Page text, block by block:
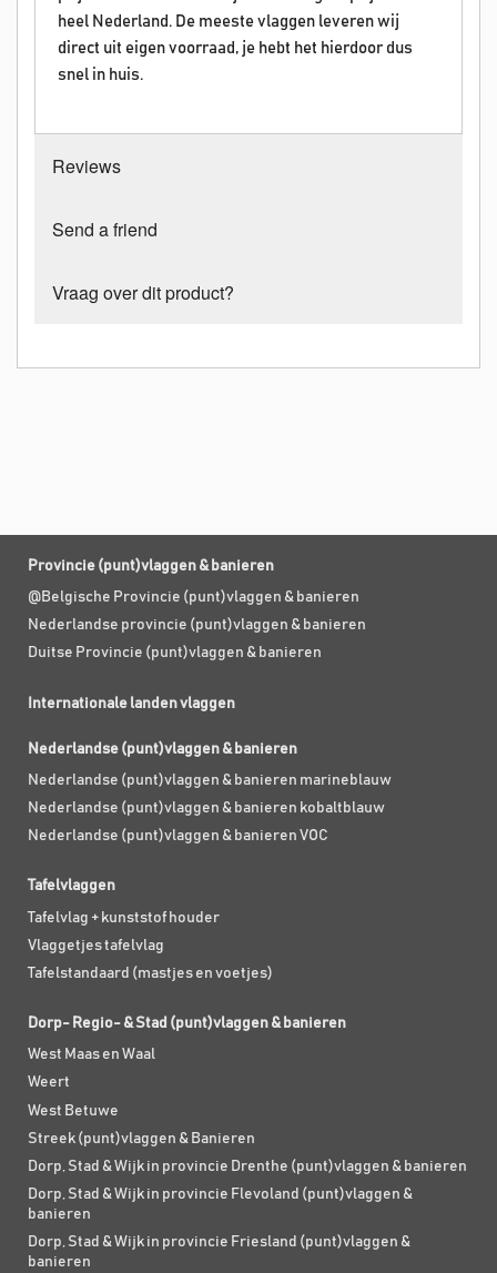
heel Nederland. De meeste vlaggen leveren wij
direct uit eigen voorraad, je hebt het hierdoor dus
snel in huis.
Reviews
Send a friend
Vraag over dit product?
Provincie (punt)vlaggen & banieren
@Belgische Provincie (punt)vlaggen & banieren
Nederlandse provincie (punt)vlaggen & banieren
Duitse Provincie (punt)vlaggen & banieren
Internationale landen vlaggen
Nederlandse (punt)vlaggen & banieren
Nederlandse (punt)vlaggen & banieren marineblauw
Nederlandse (punt)vlaggen & banieren kobaltblauw
Nederlandse (punt)vlaggen & banieren VOC
Tafelvlaggen
Tafelvlag + kunststof houder
Vlaggetjes tafelvlag
Tafelstandaard (mastjes en voetjes)
Dorp- Regio- & Stad (punt)vlaggen & banieren
West Maas en Waal
Weert
West Betuwe
Streek (punt)vlaggen & Banieren
Dorp, Stad & Wijk in provincie Drenthe (punt)vlaggen & banieren
Dorp, Stad & Wijk in provincie Flevoland (punt)vlaggen &
banieren
Dorp, Stad & Wijk in provincie Friesland (punt)vlaggen &
banieren